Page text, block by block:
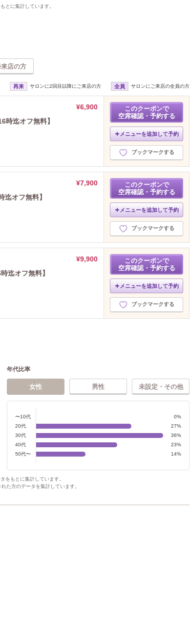
とに集計しています。
店の方
再来 サロンに2回目以降にご来店の方 全員 サロンにご来店の全員の方
¥6,900
時迄オフ無料】
このクーポンで
空席確認・予約する
メニューを追加して予約
ブックマークする
¥7,900
オフ無料】
このクーポンで
空席確認・予約する
メニューを追加して予約
ブックマークする
¥9,900
迄オフ無料】
このクーポンで
空席確認・予約する
メニューを追加して予約
ブックマークする
年代比率
女性 男性 未設定・その他
〜10代
0%
20代
27%
30代
36%
40代
23%
50代〜
14%
をもとに集計しています。
た方のデータを集計しています。